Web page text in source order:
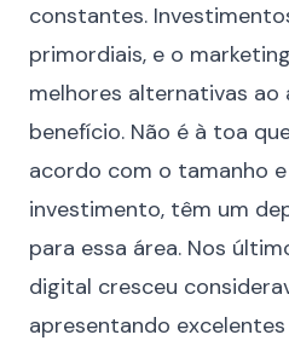
constantes.
primordiais, e o
melhores alternativas
benefício. Não é à toa
acordo com o tamanho
investimento, têm um
para essa área. Nos
digital cresceu
apresentando